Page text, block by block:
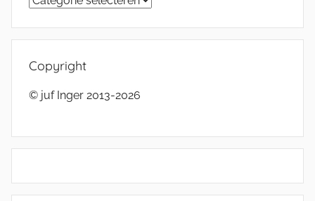
Copyright
© juf Inger 2013-2026